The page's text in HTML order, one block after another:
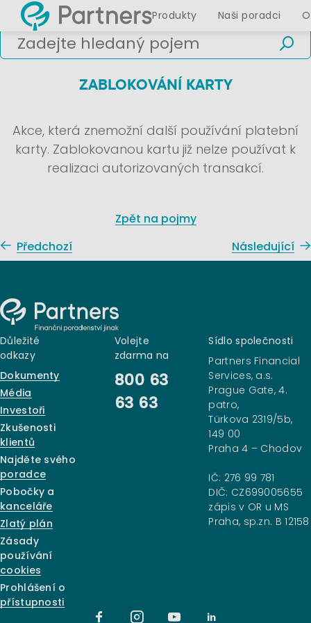
Produkty Naši poradci
ZABLOKOVÁNÍ KARTY
Akce, která znemožní další používání platební
karty. Zablokovanou kartu již nelze používat k
realizaci autorizovaných transakcí.
Zpět na pojmy
Předchozí
Následující
Důležité
odkazy
Dokumenty
Média
Investoři
Zkušenosti
klientů
Najděte svého
poradce
Pobočky a
kanceláře
Zlatý plán
Zásady
používání
cookies
Prohlášení o
přístupnosti
Volejte
zdarma na
800 63
63 63
Sídlo společnosti
Partners Financial
Services, a.s.
Prague Gate, 4.
patro,
Türkova 2319/5b,
149 00
Praha 4 – Chodov
IČ: 276 99 781
DIČ: CZ699005655
zápis v OR u MS
Praha, sp.zn. B 12158